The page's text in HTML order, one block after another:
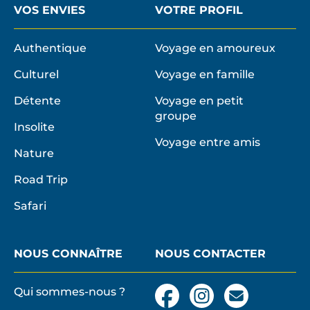
VOS ENVIES
Authentique
Culturel
Détente
Insolite
Nature
Road Trip
Safari
VOTRE PROFIL
Voyage en amoureux
Voyage en famille
Voyage en petit
groupe
Voyage entre amis
NOUS CONNAÎTRE
Qui sommes-nous ?
NOUS CONTACTER
FacebookInstagram
Nous
contacter